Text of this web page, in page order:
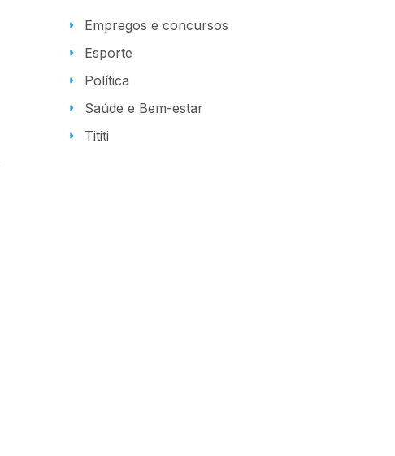
Empregos e concursos
Esporte
Política
Saúde e Bem-estar
Tititi